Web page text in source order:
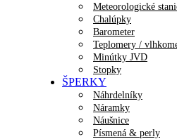
Meteorologické
Chalúpky
Barometer
Teplomery /
Minútky JVD
Stopky
ŠPERKY
Náhrdelníky
Náramky
Náušnice
Písmená & perly